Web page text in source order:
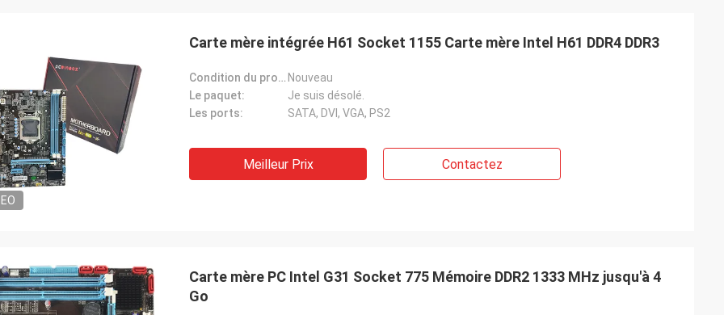
Recyclage STS
compagnie !! Ils ont le meilleur
Carte mère intégrée H61 Socket 1155 Carte mère Intel H61 DDR4 DDR3
Condition du produit: Nouveau
Le paquet:
Je suis désolé.
Les ports:
SATA, DVI, VGA, PS2
Meilleur Prix Contactez
Carte mère PC Intel G31 Socket 775 Mémoire DDR2 1333 MHz jusqu'à 4
Go